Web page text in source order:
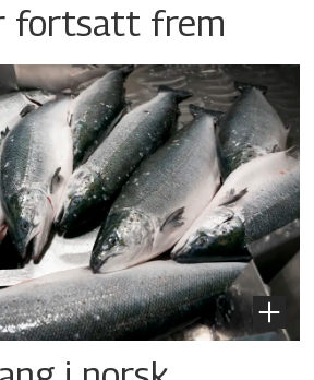
fortsatt frem